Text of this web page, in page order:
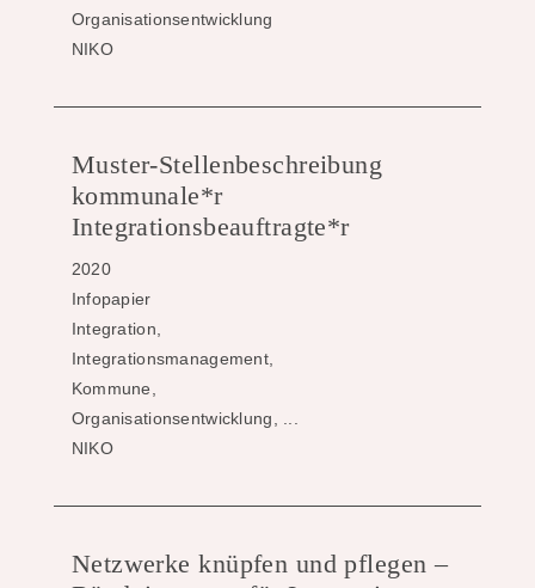
Organisationsentwicklung
NIKO
Muster-Stellenbeschreibung
kommunale*r
Integrationsbeauftragte*r
2020
Infopapier
Integration,
Integrationsmanagement,
Kommune,
Organisationsentwicklung, ...
NIKO
Netzwerke knüpfen und pflegen –